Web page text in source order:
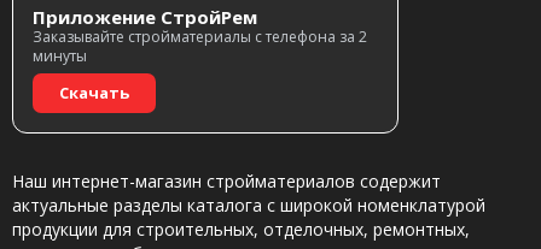
Приложение СтройРем
Заказывайте стройматериалы с телефона за 2
минуты
Скачать
Наш интернет-магазин стройматериалов содержит
актуальные разделы каталога с широкой номенклатурой
продукции для строительных, отделочных, ремонтных,